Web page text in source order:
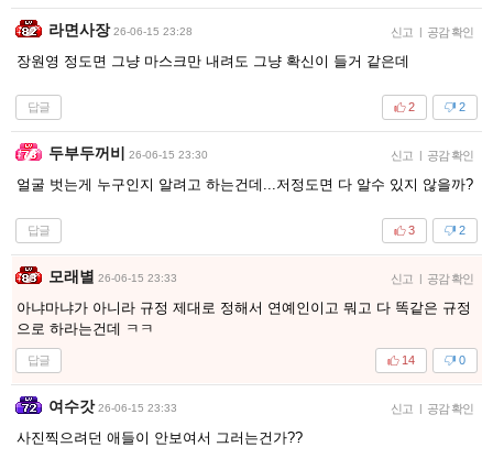
라면사장 26-06-15 23:28 신고 | 공감 확인
장원영 정도면 그냥 마스크만 내려도 그냥 확신이 들거 같은데
답글 2
2
두부두꺼비 26-06-15 23:30 신고 | 공감 확인
얼굴 벗는게 누구인지 알려고 하는건데...저정도면 다 알수 있지 않을까?
답글 2
3
모래별 26-06-15 23:33 신고 | 공감 확인
아냐마냐가 아니라 규정 제대로 정해서 연예인이고 뭐고 다 똑같은 규정
으로 하라는건데 ㅋㅋ
답글 0
14
여수갓 26-06-15 23:33 신고 | 공감 확인
사진찍으려던 애들이 안보여서 그러는건가??